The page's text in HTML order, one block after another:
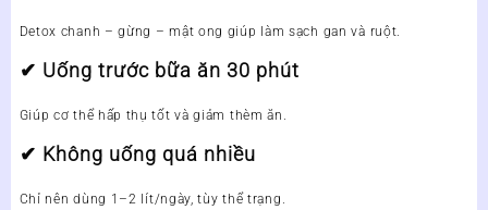
Detox chanh – gừng – mật ong giúp làm sạch gan và ruột.
✔ Uống trước bữa ăn 30 phút
Giúp cơ thể hấp thụ tốt và giảm thèm ăn.
✔ Không uống quá nhiều
Chỉ nên dùng 1–2 lít/ngày, tùy thể trạng.